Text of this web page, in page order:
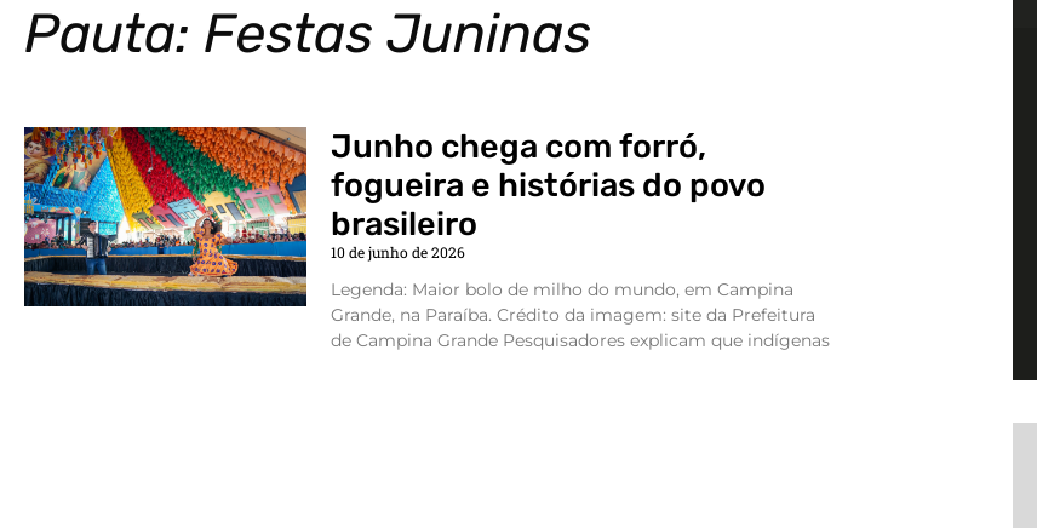
Pauta: Festas Juninas
Junho chega com forró,
fogueira e histórias do povo
brasileiro
10 de junho de 2026
Legenda: Maior bolo de milho do mundo, em Campina
Grande, na Paraíba. Crédito da imagem: site da Prefeitura
de Campina Grande Pesquisadores explicam que indígenas